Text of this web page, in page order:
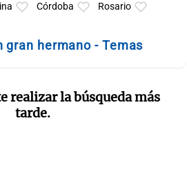
Córdoba Rosario
gran hermano - Temas
realizar la búsqueda más
tarde.